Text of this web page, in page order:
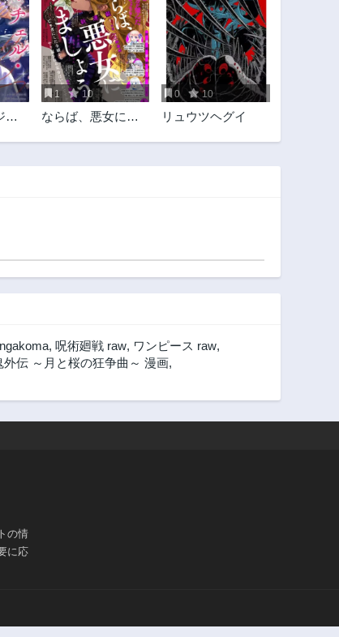
ー
1 10
ならば、悪女にな
やり返される気分
0 10
リュウツヘグイ
, 呪術廻戦 raw, ワンピース raw,
外伝 ～月と桜の狂争曲～ 漫画,
の情
に応